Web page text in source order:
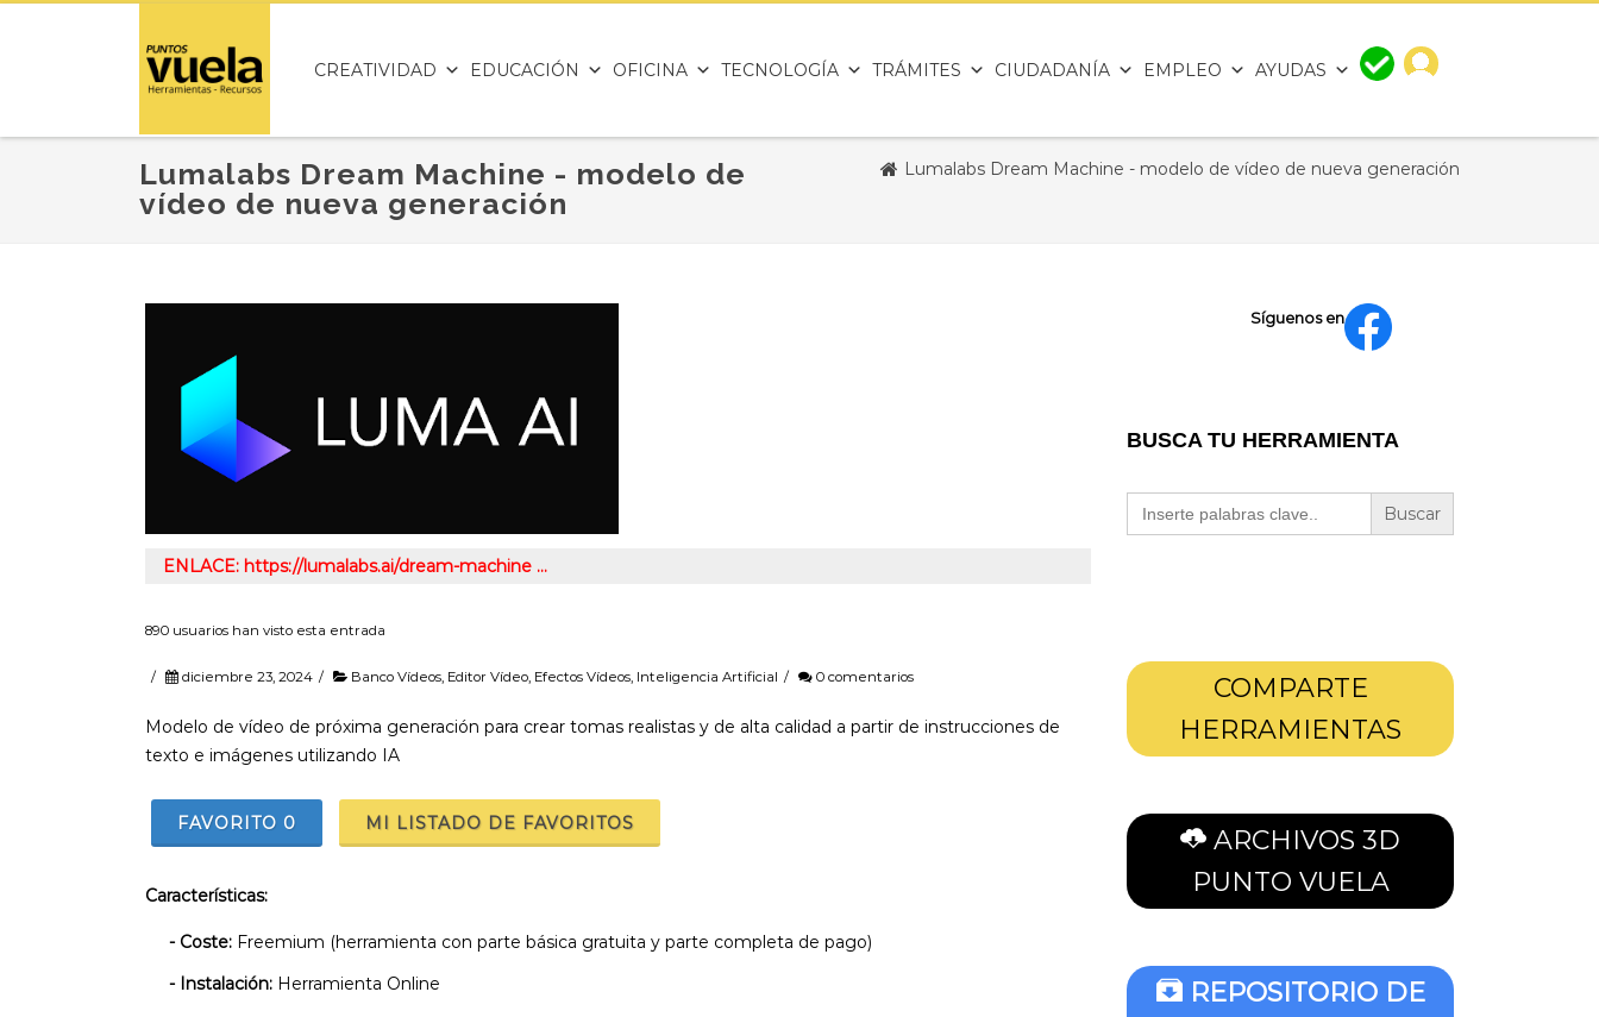
CREATIVIDAD EDUCACIÓN OFICINA TECNOLOGÍA TRÁMITES CIUDADANÍA EMPLEO AYUDAS
Lumalabs Dream Machine - modelo de
vídeo de nueva generación
Lumalabs Dream Machine - modelo de vídeo de nueva generación
ENLACE: https://lumalabs.ai/dream-machine …
890 usuarios han visto esta entrada
/ diciembre 23, 2024 / Banco Vídeos, Editor Vídeo, Efectos Vídeos, Inteligencia Artificial / 0 comentarios
Modelo de vídeo de próxima generación para crear tomas realistas y de alta calidad a partir de instrucciones de
texto e imágenes utilizando IA
FAVORITO 0 MI LISTADO DE FAVORITOS
Características:
- Coste: Freemium (herramienta con parte básica gratuita y parte completa de pago)
- Instalación: Herramienta Online
Síguenos en
BUSCA TU HERRAMIENTA
Buscar:
COMPARTE
HERRAMIENTAS
ARCHIVOS 3D
PUNTO VUELA
REPOSITORIO DE